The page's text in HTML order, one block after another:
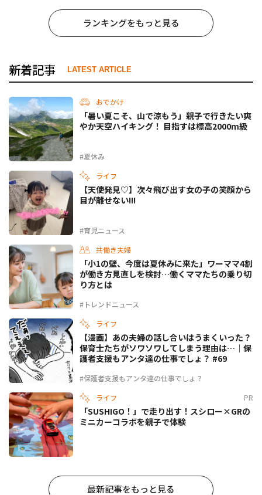
ランキングをもっと見る
新着記事 LATEST ARTICLE
おでかけ
#夏休み
「暑い夏こそ、山で涼もう」親子で行きたい爽
やか天空ハイキング！ 目指すは標高2000m級
ライフ
#育児ニュース
【天使発見♡】次々飛び出す女の子の笑顔から
目が離せない!!!
共働き夫婦
#トレンドニュース
「小1の壁、今度は夏休みに来た」ワーママ4割
が働き方見直しを検討…働くママたちの乗り切
り方とは
ライフ
#保護者支援もアンタ達の仕事でしょ？
【漫画】あの夫婦の話し合いはうまくいった？
保育士たちがソワソワしてしまう理由は…｜保
護者支援もアンタ達の仕事でしょ？ #69
ライフ PR
「SUSHIGO！」で走り出す！スシロー×GRの
ミニカーコラボを親子で体験
最新記事をもっと見る